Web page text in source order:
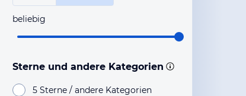
beliebig
Sterne und andere Kategorien
5 Sterne / andere Kategorien